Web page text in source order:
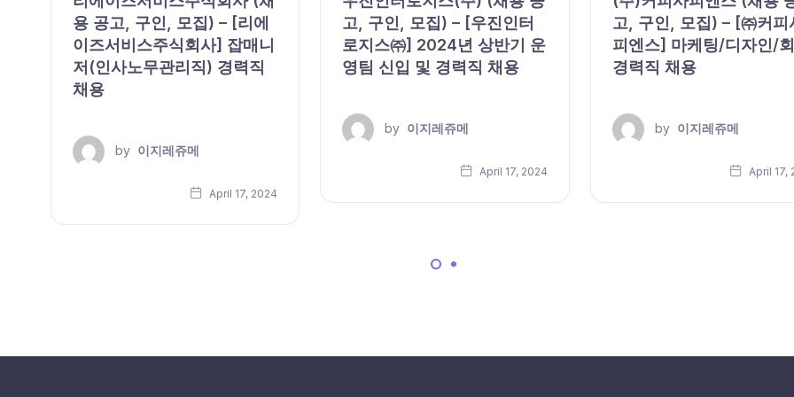
용 공고, 구인, 모집) – [리에
이즈서비스주식회사] 잡매니
저(인사노무관리직) 경력직
채용
by 이지레쥬메
April 17, 2024
고, 구인, 모집) – [우진인터
로지스㈜] 2024년 상반기 운
영팀 신입 및 경력직 채용
by 이지레쥬메
April 17, 2024
고, 구인, 모집) – [㈜커피
피엔스] 마케팅/디자인/회
경력직 채용
by 이지레쥬메
April 17,